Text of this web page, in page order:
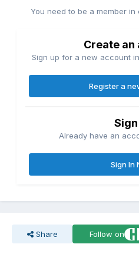
You need to be a member
Create an
Sign up for a new account
Register a
Already have an
Sign In
Share Follow on